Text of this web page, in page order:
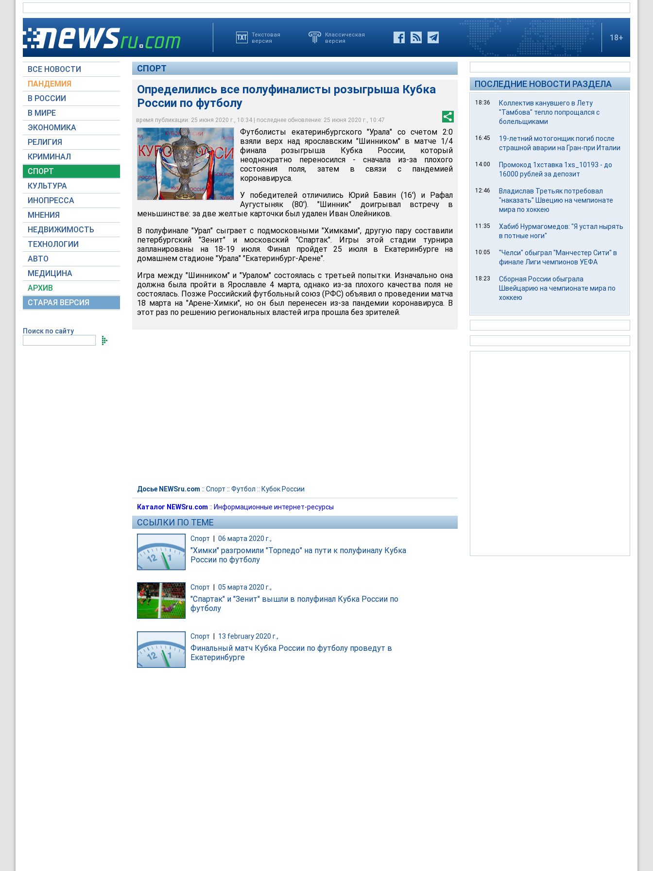
Текстовая
версия
Классическая
версия
18+
ВСЕ НОВОСТИ
ПАНДЕМИЯ
В РОССИИ
В МИРЕ
ЭКОНОМИКА
РЕЛИГИЯ
КРИМИНАЛ
СПОРТ
КУЛЬТУРА
ИНОПРЕССА
МНЕНИЯ
НЕДВИЖИМОСТЬ
ТЕХНОЛОГИИ
АВТО
МЕДИЦИНА
АРХИВ
СТАРАЯ ВЕРСИЯ
Поиск по сайту
СПОРТ
Определились все полуфиналисты розыгрыша Кубка
России по футболу
время публикации: 25 июня 2020 г., 10:34 | последнее обновление: 25 июня 2020 г., 10:47
Определились все полуфиналисты Кубка России по футболу
Липунов Г. А. / wikipedia.org
Футболисты екатеринбургского "Урала" со счетом 2:0
взяли верх над ярославским "Шинником" в матче 1/4
финала розыгрыша Кубка России, который
неоднократно переносился - сначала из-за плохого
состояния поля, затем в связи с пандемией
коронавируса.
У победителей отличились Юрий Бавин (16') и Рафал
Аугустыняк (80'). "Шинник" доигрывал встречу в
меньшинстве: за две желтые карточки был удален Иван Олейников.
В полуфинале "Урал" сыграет с подмосковными "Химками", другую пару составили
петербургский "Зенит" и московский "Спартак". Игры этой стадии турнира
запланированы на 18-19 июля. Финал пройдет 25 июля в Екатеринбурге на
домашнем стадионе "Урала" "Екатеринбург-Арене".
Игра между "Шинником" и "Уралом" состоялась с третьей попытки. Изначально она
должна была пройти в Ярославле 4 марта, однако из-за плохого качества поля не
состоялась. Позже Российский футбольный союз (РФС) объявил о проведении матча
18 марта на "Арене-Химки", но он был перенесен из-за пандемии коронавируса. В
этот раз по решению региональных властей игра прошла без зрителей.
Досье NEWSru.com :: Спорт :: Футбол :: Кубок России
Каталог NEWSru.com :: Информационные интернет-ресурсы
ССЫЛКИ ПО ТЕМЕ
Спорт 06 марта 2020 г.,
"Химки" разгромили "Торпедо" на пути к полуфиналу Кубка
России по футболу
Спорт 05 марта 2020 г.,
"Спартак" и "Зенит" вышли в полуфинал Кубка России по
футболу
Спорт | 13 february 2020 г.,
Финальный матч Кубка России по футболу проведут в
Екатеринбурге
ПОСЛЕДНИЕ НОВОСТИ РАЗДЕЛА
18:36
Коллектив канувшего в Лету
"Тамбова" тепло попрощался с
болельщиками
16:45
19-летний мотогонщик погиб после
страшной аварии на Гран-при Италии
14:00
Промокод 1хставка 1xs_10193 - до
16000 рублей за депозит
12:46
Владислав Третьяк потребовал
"наказать" Швецию на чемпионате
мира по хоккею
11:35
Хабиб Нурмагомедов: "Я устал нырять
в потные ноги"
10:05
"Челси" обыграл "Манчестер Сити" в
финале Лиги чемпионов УЕФА
18:23
Сборная России обыграла
Швейцарию на чемпионате мира по
хоккею